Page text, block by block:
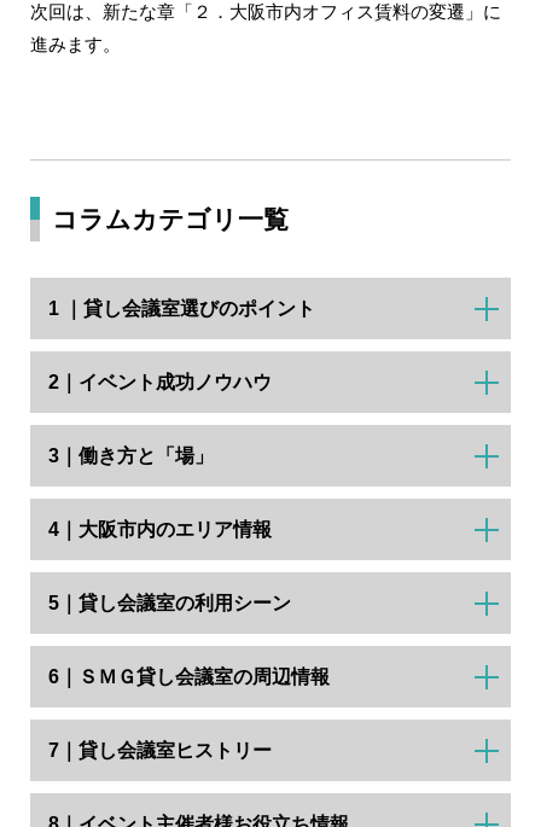
次回は、新たな章「２．大阪市内オフィス賃料の変遷」に
進みます。
コラムカテゴリ一覧
1 ｜貸し会議室選びのポイント
2｜イベント成功ノウハウ
3｜働き方と「場」
4｜大阪市内のエリア情報
5｜貸し会議室の利用シーン
6｜ＳＭＧ貸し会議室の周辺情報
7｜貸し会議室ヒストリー